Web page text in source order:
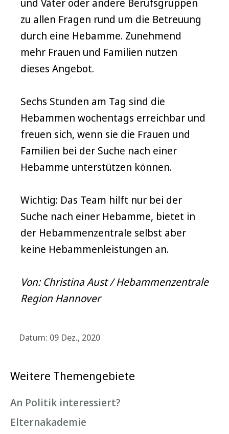
und Väter oder andere Berufsgruppen
zu allen Fragen rund um die Betreuung
durch eine Hebamme. Zunehmend
mehr Frauen und Familien nutzen
dieses Angebot.
Sechs Stunden am Tag sind die
Hebammen wochentags erreichbar und
freuen sich, wenn sie die Frauen und
Familien bei der Suche nach einer
Hebamme unterstützen können.
Wichtig: Das Team hilft nur bei der
Suche nach einer Hebamme, bietet in
der Hebammenzentrale selbst aber
keine Hebammenleistungen an.
Von: Christina Aust / Hebammenzentrale
Region Hannover
Datum: 09 Dez., 2020
Weitere Themengebiete
An Politik interessiert?
Elternakademie